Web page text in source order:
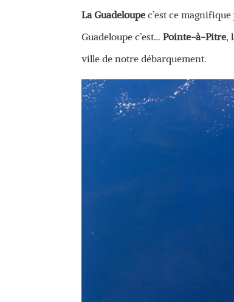
La Guadeloupe c’est ce magnifique
Guadeloupe c’est…Pointe-à-Pitre,
ville de notre débarquement.